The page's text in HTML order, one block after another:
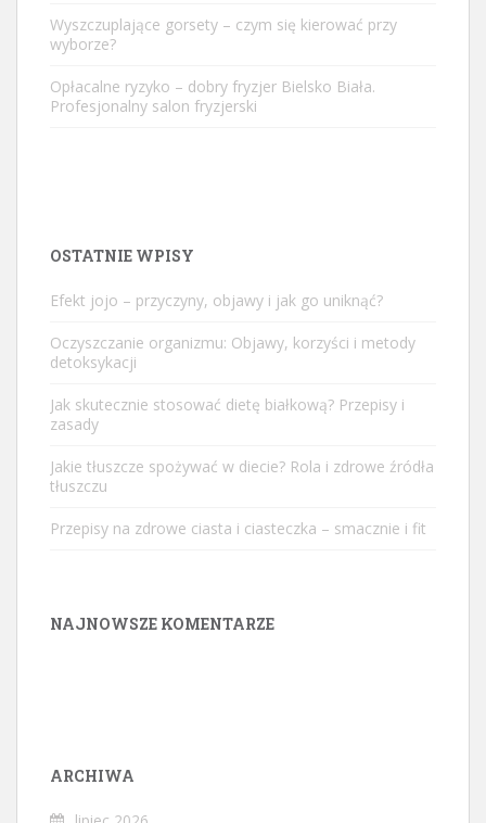
Wyszczuplające gorsety – czym się kierować przy
wyborze?
Opłacalne ryzyko – dobry fryzjer Bielsko Biała.
Profesjonalny salon fryzjerski
OSTATNIE WPISY
Efekt jojo – przyczyny, objawy i jak go uniknąć?
Oczyszczanie organizmu: Objawy, korzyści i metody
detoksykacji
Jak skutecznie stosować dietę białkową? Przepisy i
zasady
Jakie tłuszcze spożywać w diecie? Rola i zdrowe źródła
tłuszczu
Przepisy na zdrowe ciasta i ciasteczka – smacznie i fit
NAJNOWSZE KOMENTARZE
ARCHIWA